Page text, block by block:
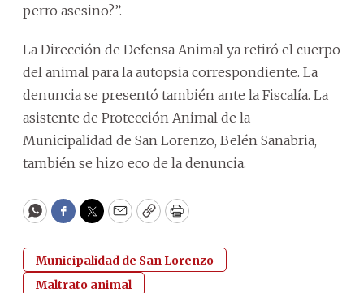
perro asesino?”.
La Dirección de Defensa Animal ya retiró el cuerpo
del animal para la autopsia correspondiente. La
denuncia se presentó también ante la Fiscalía. La
asistente de Protección Animal de la
Municipalidad de San Lorenzo, Belén Sanabria,
también se hizo eco de la denuncia.
WhatsApp
Facebook
Twitter
EmailCopyPrint
Municipalidad de San Lorenzo
Maltrato animal